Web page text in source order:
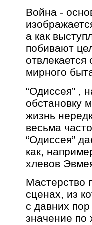
Война -
а как
побивают
мирного
“Одиссея” ,
обстановку
жизнь
весьма
“Одиссея”
как,
хлевов
Мастерство
сценах, из
с давних
значение по